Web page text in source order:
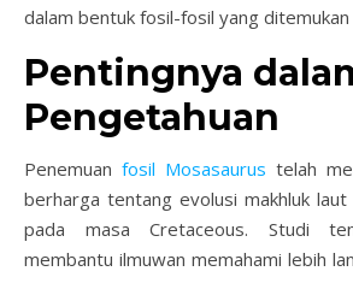
dalam bentuk fosil-fosil yang
Pentingnya
Pengetahuan
Penemuan fosil Mosasaurus telah
berharga tentang evolusi makhluk
pada masa Cretaceous. Studi
membantu ilmuwan memahami lebih